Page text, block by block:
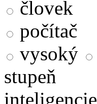
človek
počítač
vysoký
stupeň
inteligencie